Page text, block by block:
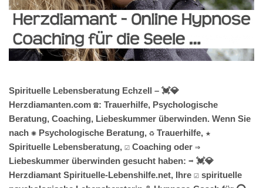
Spirituelle Lebensberatung Echzell – 💓️💎
Herzdiamanten.com ☎️: Trauerhilfe, Psychologische
Beratung, Coaching, Liebeskummer überwinden. Wenn Sie
nach ✺ Psychologische Beratung, ♻ Trauerhilfe, ★
Spirituelle Lebensberatung, ☑️ Coaching oder ⇒
Liebeskummer überwinden gesucht haben: ➡️ 💓️💎
Herzdiamant Spirituelle-Lebenshilfe.net, Ihre ☑️ spirituelle